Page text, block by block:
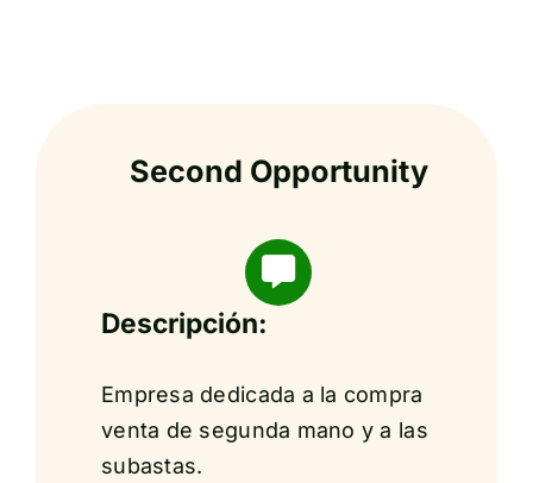
Second Opportunity
Descripción:
Empresa dedicada a la compra
venta de segunda mano y a las
subastas.